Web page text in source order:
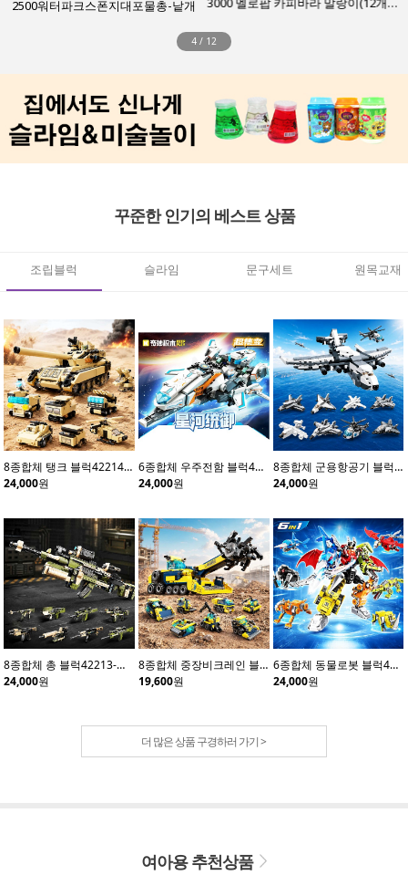
2500워터파크스폰지대포물총-낱개
4/ 12
꾸준한 인기의 베스트 상품
조립블럭 슬라임 문구세트 원목교재
8종합체 탱크 블럭42214(8개입)
24,000원
6종합체 우주전함 블럭41113(6개입)
24,000원
8종합체 군용항공기 블럭42212(8개입)
24,000원
8종합체 총 블럭42213-카키(8개입)
24,000원
8종합체 중장비크레인 블럭42210(8개입)
19,600원
6종합체 동물로봇 블럭41114(6개입)
24,000원
더 많은 상품 구경하러 가기 >
여아용 추천상품